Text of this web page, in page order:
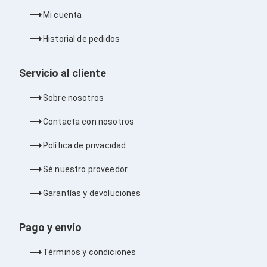
Candados para PC's
Limpiadores para Electrónicos
PC's de Escritorio
All in One
Barebones
Micrófonos
Bases para Audífonos
Bocinas
Bocinas Portátiles
Mi cuenta
Historial de pedidos
Servicio al cliente
Sobre nosotros
Contacta con nosotros
Política de privacidad
Sé nuestro proveedor
Garantías y devoluciones
Pago y envío
Términos y condiciones